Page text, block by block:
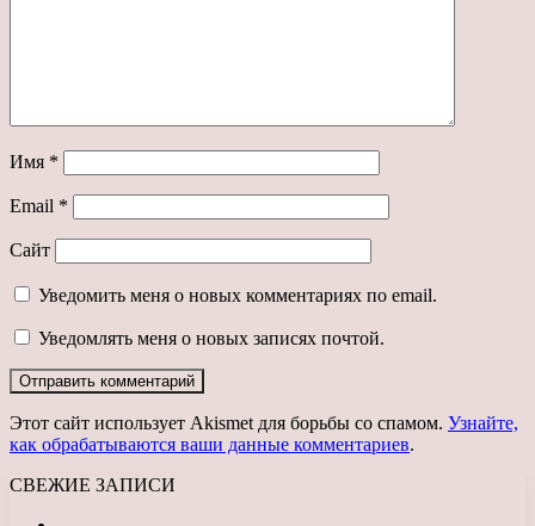
Имя *
Email *
Сайт
Уведомить меня о новых комментариях по email.
Уведомлять меня о новых записях почтой.
Этот сайт использует Akismet для борьбы со спамом. Узнайте,
как обрабатываются ваши данные комментариев.
СВЕЖИЕ ЗАПИСИ